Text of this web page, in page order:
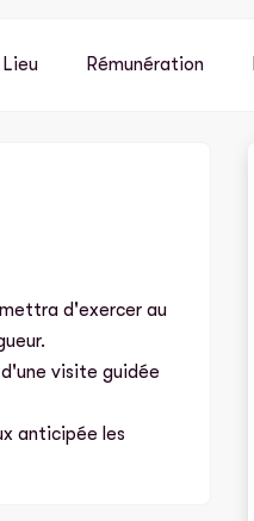
Lieu Rémunération
d'exercer au
visite guidée
anticipée les